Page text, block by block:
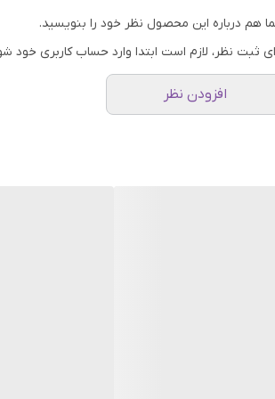
هم درباره این محصول نظر خود را بنویسید.
ثبت نظر، لازم است ابتدا وارد حساب کاربری خود
افزودن نظر